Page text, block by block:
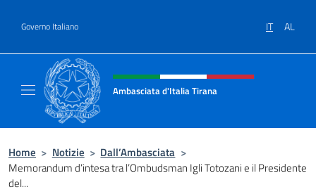
Governo Italiano IT AL
Intestazione sito, social e menù
Ambasciata d'Italia Tirana
Home > Notizie > Dall’Ambasciata >
Memorandum d’intesa tra l’Ombudsman Igli Totozani e il Presidente
del...